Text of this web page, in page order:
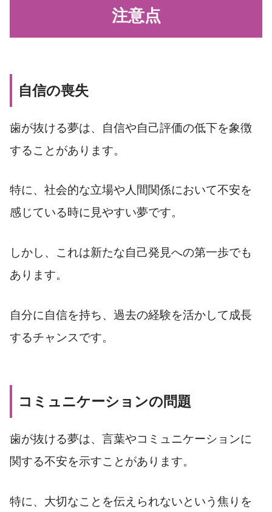
注意点
自信の喪失
歯が抜ける夢は、自信や自己評価の低下を象徴
することがあります。
特に、社会的な立場や人間関係において不安を
感じている時に見やすい夢です。
しかし、これは新たな自己発見への第一歩でも
あります。
自分に自信を持ち、過去の経験を活かして成長
するチャンスです。
コミュニケーションの問題
歯が抜ける夢は、言葉やコミュニケーションに
関する不安を示すことがあります。
特に、大切なことを伝えられないという焦りを